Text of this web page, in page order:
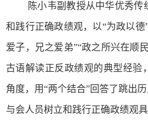
陈小韦副教授从中华优秀
和践行正确政绩观，以“为政以德
爱子，兄之爱弟”“政之所兴在顺
古语解读正反政绩观的典型经验
角度，用“两个结合”回答了跳出
与会人员树立和践行正确政绩观